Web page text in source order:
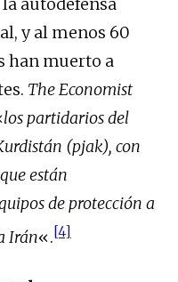
y al menos 60
han muerto a
The Economist
los partidarios del
(pjak), con
están
de protección a
Irán«.[4]